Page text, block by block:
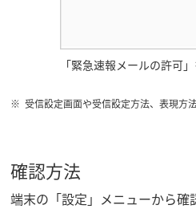
「緊急速報メールの許可
受信設定画面や受信設定方法、表現方
確認方法
端末の「設定」メニューから確